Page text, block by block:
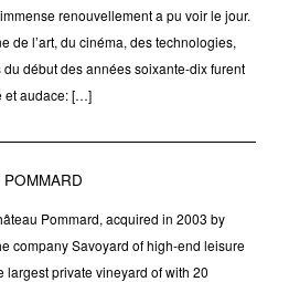
renouvellement a pu voir le jour.
de l’art, du cinéma, des technologies,
début des années soixante-dix furent
et audace: […]
Pommard, acquired in 2003 by
company Savoyard of high-end leisure
largest private vineyard of with 20